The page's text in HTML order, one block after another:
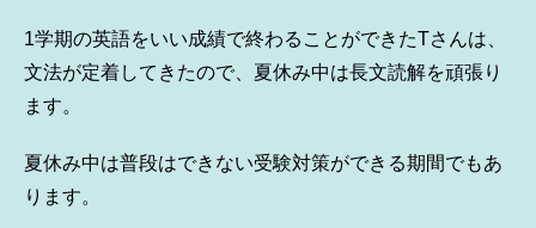
1学期の英語をいい成績で終わることができたTさんは、
文法が定着してきたので、夏休み中は長文読解を頑張り
ます。
夏休み中は普段はできない受験対策ができる期間でもあ
ります。